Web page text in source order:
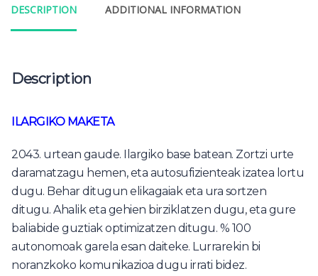
DESCRIPTION ADDITIONAL INFORMATION
Description
ILARGIKO MAKETA
2043. urtean gaude. Ilargiko base batean. Zortzi urte
daramatzagu hemen, eta autosufizienteak izatea lortu
dugu. Behar ditugun elikagaiak eta ura sortzen
ditugu. Ahalik eta gehien birziklatzen dugu, eta gure
baliabide guztiak optimizatzen ditugu. % 100
autonomoak garela esan daiteke. Lurrarekin bi
noranzkoko komunikazioa dugu irrati bidez.